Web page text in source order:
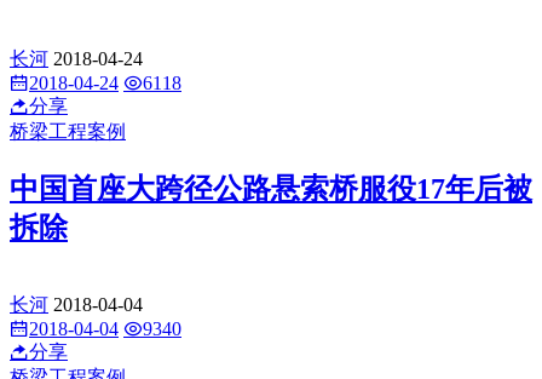
长河 2018-04-24
2018-04-24
6118
分享
桥梁工程案例
中国首座大跨径公路悬索桥服役17年后被
拆除
长河 2018-04-04
2018-04-04
9340
分享